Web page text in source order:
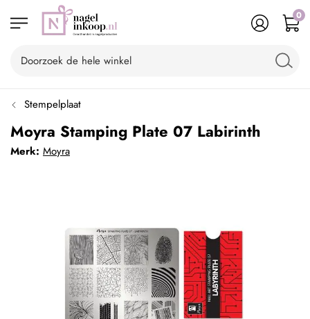
0
Stempelplaat
Moyra Stamping Plate 07 Labirinth
Merk: Moyra